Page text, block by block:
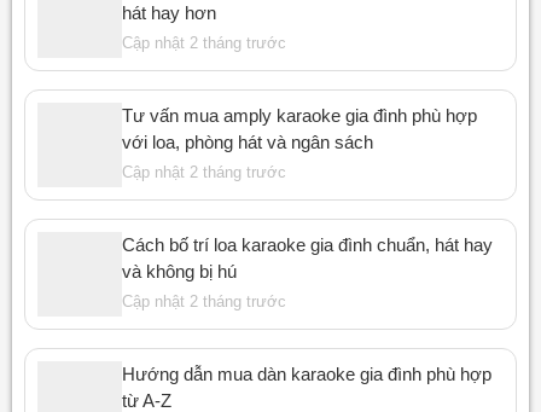
hát hay hơn
Cập nhật 2 tháng trước
Tư vấn mua amply karaoke gia đình phù hợp
với loa, phòng hát và ngân sách
Cập nhật 2 tháng trước
Cách bố trí loa karaoke gia đình chuẩn, hát hay
và không bị hú
Cập nhật 2 tháng trước
Hướng dẫn mua dàn karaoke gia đình phù hợp
từ A-Z